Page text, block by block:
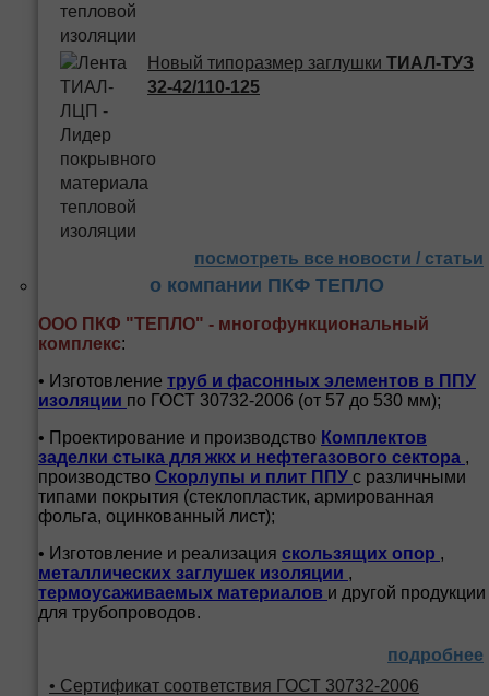
Новый типоразмер заглушки ТИАЛ-ТУЗ
32-42/110-125
посмотреть все новости / статьи
о компании ПКФ ТЕПЛО
ООО ПКФ "ТЕПЛО" - многофункциональный
комплекс:
• Изготовление труб и фасонных элементов в ППУ
изоляции по ГОСТ 30732-2006 (от 57 до 530 мм);
• Проектирование и производство Комплектов
заделки стыка для жкх и нефтегазового сектора ,
производство Скорлупы и плит ППУ с различными
типами покрытия (стеклопластик, армированная
фольга, оцинкованный лист);
• Изготовление и реализация скользящих опор ,
металлических заглушек изоляции ,
термоусаживаемых материалов и другой продукции
для трубопроводов.
подробнее
• Сертификат соответствия ГОСТ 30732-2006